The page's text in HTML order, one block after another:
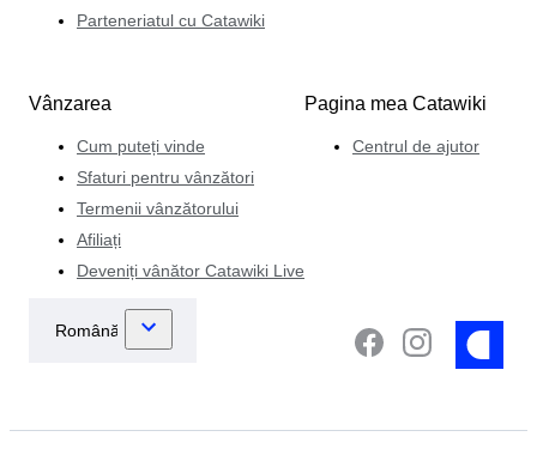
Parteneriatul cu Catawiki
Vânzarea
Cum puteți vinde
Sfaturi pentru vânzători
Termenii vânzătorului
Afiliați
Deveniți vânător Catawiki Live
Pagina mea Catawiki
Centrul de ajutor